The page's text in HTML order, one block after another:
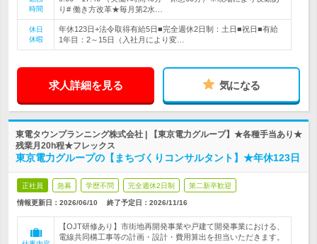
時間
り# 働き方改革★毎月第2水…
休日
休暇
年休123日+法令取得有給5日■完全週休2日制：土日■祝日■有給
1年目：2～15日（入社月により変…
求人詳細を見る 気になる
東電タウンプランニング株式会社 | 【東京電力グループ】★各種手当あり★
残業月20h程★フレックス
東京電力グループの【まちづくりコンサルタント】★年休123日
正社員 急募 学歴不問 完全週休2日制 第二新卒歓迎
情報更新日：2026/06/10 終了予定日： 2026/11/16
【OJT研修あり】市街地再開発事業や戸建て開発事業における、
電線共同構工事等の計画・設計・費用算出を担当いただきます。